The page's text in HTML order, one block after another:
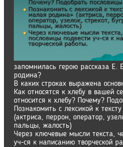
запомнилась герою рассказа Е.
родина?
В каких строках выражена
Как относятся к хлебу в вашей
относится к хлебу? Почему?
Познакомить с лексикой к
(актриса, перрон, оператор,
пальцы, жалость)
Через ключевые мысли текста,
уч-ся к написанию творческой